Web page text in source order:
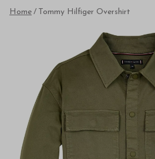
kinderkleding
van
hoge
kwaliteit
Home Tommy Hilfiger Overshirt